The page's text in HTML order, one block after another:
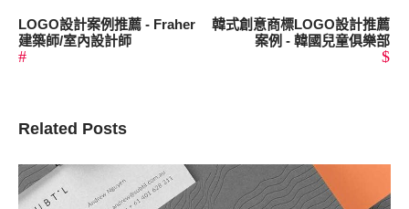
LOGO設計案例推薦 - Fraher
建築師/室內設計師
韓式創意商標LOGO設計推薦
案例 - 韓國兒童俱樂部
Related Posts